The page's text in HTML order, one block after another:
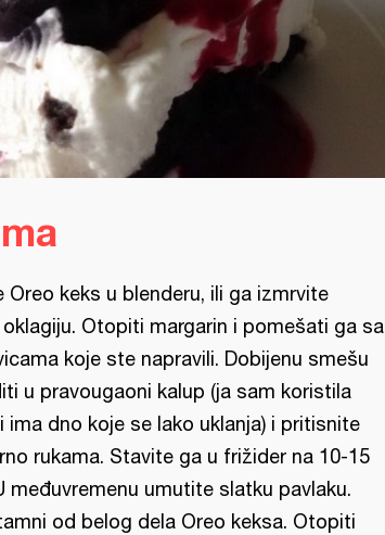
Oreo keks u blenderu, ili ga izmrvite
Otopiti margarin i pomešati ga sa
koje ste napravili. Dobijenu smešu
u pravougaoni kalup (ja sam koristila
ima dno koje se lako uklanja) i pritisnite
rukama. Stavite ga u frižider na 10-15
međuvremenu umutite slatku pavlaku.
od belog dela Oreo keksa. Otopiti